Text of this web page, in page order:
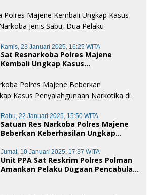
Baik dan penggelapan di Polres
Polman
Kamis, 23 Januari 2025, 16:25 WITA
Sat Resnarkoba Polres Majene
Kembali Ungkap Kasus
Dua Pelaku Diamankan
Rabu, 22 Januari 2025, 15:50 WITA
Satuan Res Narkoba Polres Majene
Beberkan Keberhasilan Ungkap
Awal Tahun 2025
Jumat, 10 Januari 2025, 17:37 WITA
Unit PPA Sat Reskrim Polres Polman
Amankan Pelaku Dugaan Pencabulan